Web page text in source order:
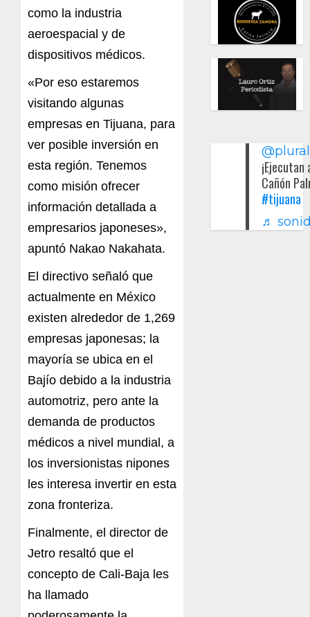
como la industria
aeroespacial y de
dispositivos médicos.
«Por eso estaremos
visitando algunas
empresas en Tijuana, para
ver posible inversión en
esta región. Tenemos
como misión ofrecer
información detallada a
empresarios japoneses»,
apuntó Nakao Nakahata.
El directivo señaló que
actualmente en México
existen alrededor de 1,269
empresas japonesas; la
mayoría se ubica en el
Bajío debido a la industria
automotriz, pero ante la
demanda de productos
médicos a nivel mundial, a
los inversionistas nipones
les interesa invertir en esta
zona fronteriza.
Finalmente, el director de
Jetro resaltó que el
concepto de Cali-Baja les
ha llamado
Cañón
#tijuana
♬